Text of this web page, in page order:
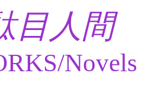
目人間
Novels